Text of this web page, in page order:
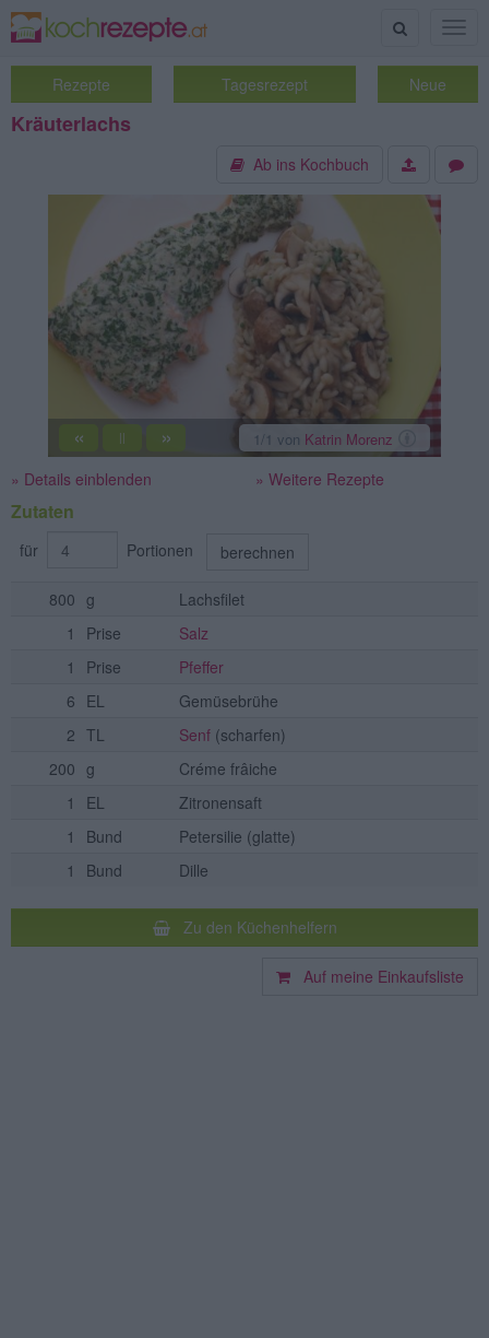
Suche
Rezepte Tagesrezept Neue
Kräuterlachs
Ab ins Kochbuch
« || » 1 /1 von Katrin Morenz
» Details einblenden » Weitere Rezepte
Zutaten
für Portionen berechnen
800 g
Lachsfilet
1
Prise
Salz
1
Prise
Pfeffer
6 EL
Gemüsebrühe
2 TL Senf (scharfen)
200 g
Créme frâiche
1
EL
Zitronensaft
1
Bund Petersilie (glatte)
1
Bund Dille
Zu den Küchenhelfern
Auf meine Einkaufsliste